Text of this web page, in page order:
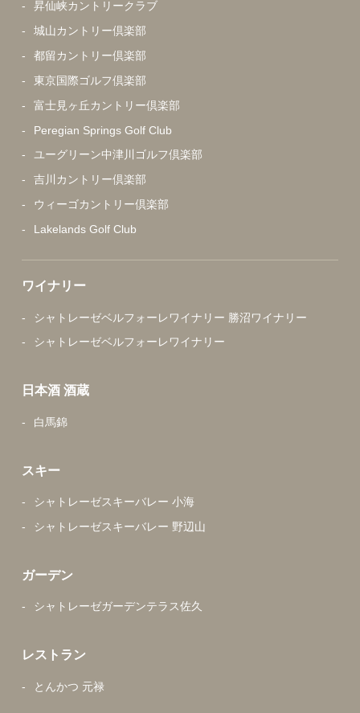
昇仙峡カントリークラブ
城山カントリー倶楽部
都留カントリー倶楽部
東京国際ゴルフ倶楽部
富士見ヶ丘カントリー倶楽部
Peregian Springs Golf Club
ユーグリーン中津川ゴルフ倶楽部
吉川カントリー倶楽部
ウィーゴカントリー倶楽部
Lakelands Golf Club
ワイナリー
シャトレーゼベルフォーレワイナリー 勝沼ワイナリー
シャトレーゼベルフォーレワイナリー
日本酒 酒蔵
白馬錦
スキー
シャトレーゼスキーバレー 小海
シャトレーゼスキーバレー 野辺山
ガーデン
シャトレーゼガーデンテラス佐久
レストラン
とんかつ 元禄